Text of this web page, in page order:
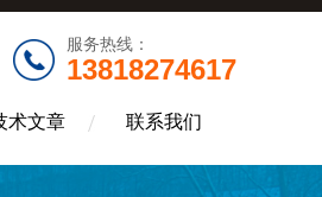
服务热线：
13818274617
术文章 联系我们